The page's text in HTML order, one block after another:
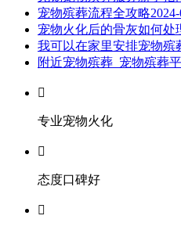
宠物殡葬流程全攻略
宠物火化后的骨灰如何处
我可以在家里安排宠物殡
附近宠物殡葬_宠物殡葬

专业宠物火化

态度口碑好
